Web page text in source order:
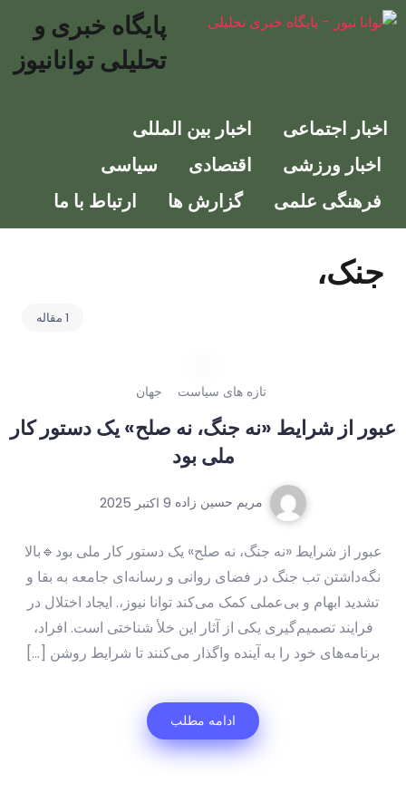
پایگاه خبری و
تحلیلی توانانیوز
اجتماعی
اخبار بین المللی
ورزشی
اقتصادی
سیاسی
علمی
گزارش ها ارتباط با ما
تازه های سیاست جهان
از شرایط «نه جنگ، نه صلح» یک دستور کار
ملی بود
مریم حسین زاده 9 اکتبر 2025
از شرایط «نه جنگ، نه صلح» یک دستور کار ملی بود🔹بالا
تب جنگ در فضای روانی و رسانه‌ای جامعه به بقا و
ابهام و بی‌عملی کمک می‌کند توانا نیوز،. ایجاد اختلال در
تصمیم‌گیری یکی از آثار این خلأ شناختی است. افراد،
خود را به آینده واگذار می‌کنند تا شرایط روشن […]
ادامه مطلب